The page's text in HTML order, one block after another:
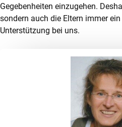
Gegebenheiten einzugehen.
sondern auch die Eltern immer
Unterstützung bei uns.